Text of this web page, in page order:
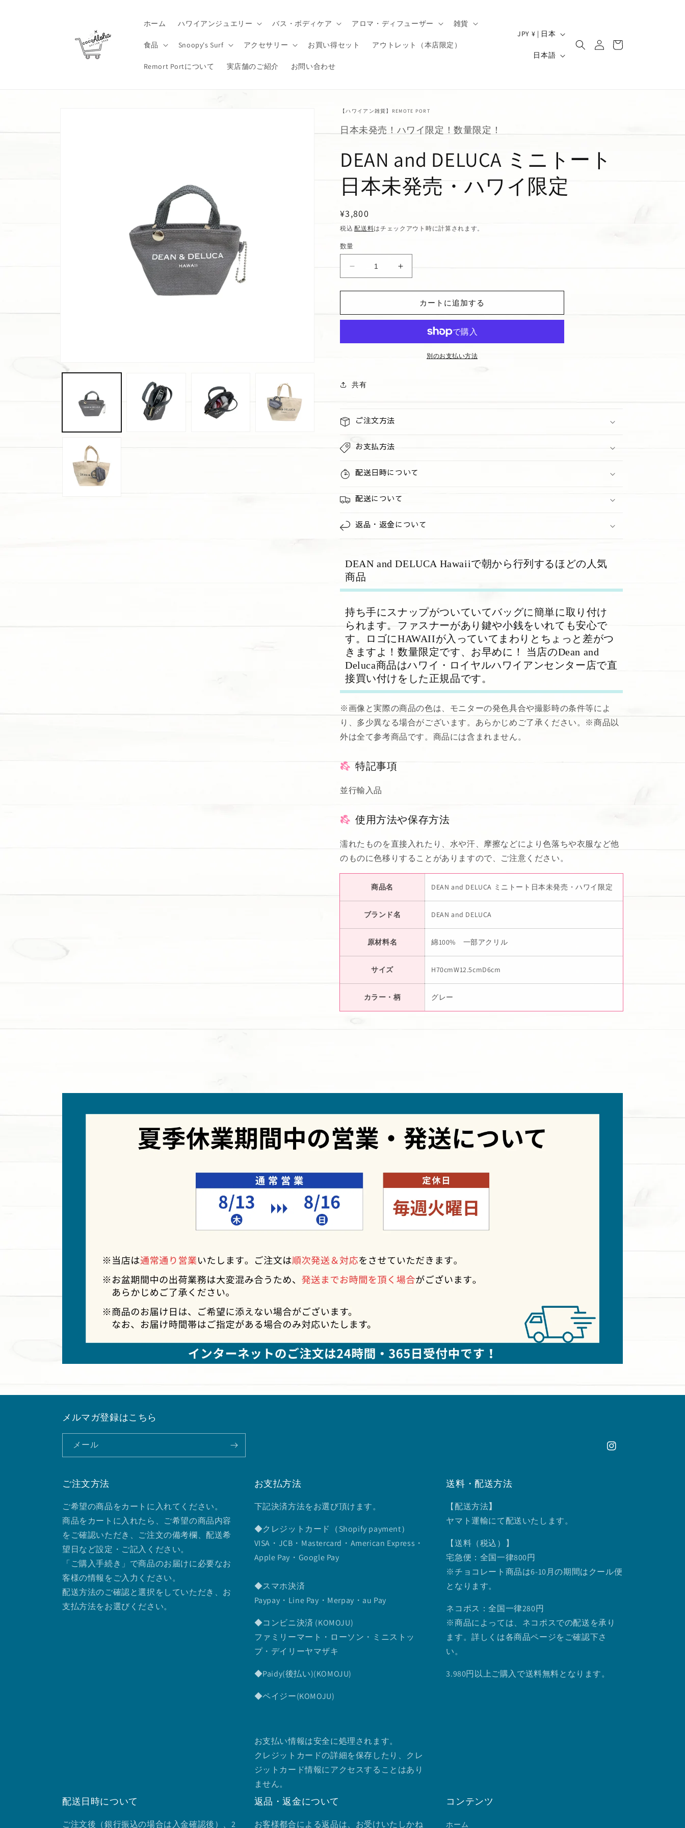
ホーム ハワイアンジュエリー バス・ボディケア アロマ・ディフューザー 雑貨
食品 Snoopy's Surf アクセサリー お買い得セット アウトレット（本店限定）
Remort Portについて 実店舗のご紹介 お問い合わせ
国
JPY ¥ | 日本
言
日本語
イ
ー
【ハワイアン雑貨】REMOTE PORT
日本未発売！ハワイ限定！数量限定！
DEAN and DELUCA ミニトート
日本未発売・ハワイ限定
通
常
価
格
¥3,800
税込配送料はチェックアウト時に計算されます。
数量
DEAN
and
DELUCA
ニ
未
ハ
イ
定
数
量
を
減
す
DEAN
and
DELUCA
ニ
定
数
を
増
す
カートに追加する
別のお支払い方法
共有
ご注文方法
お支払方法
配送日時について
配送について
返品・返金について
DEAN and DELUCA Hawaiiで朝から行列するほどの人気
商品
持ち手にスナップがついていてバッグに簡単に取り付け
られます。ファスナーがあり鍵や小銭をいれても安心で
す。ロゴにHAWAIIが入っていてまわりとちょっと差がつ
きますよ！数量限定です、お早めに！ 当店のDean and
Deluca商品はハワイ・ロイヤルハワイアンセンター店で直
接買い付けをした正規品です。
※画像と実際の商品の色は、モニターの発色具合や撮影時の条件等によ
り、多少異なる場合がございます。あらかじめご了承ください。※商品以
外は全て参考商品です。商品には含まれません。
特記事項
並行輸入品
使用方法や保存方法
濡れたものを直接入れたり、水や汗、摩擦などにより色落ちや衣服など他
のものに色移りすることがありますので、ご注意ください。
商品名 DEAN and DELUCA ミニトート日本未発売・ハワイ限定
ブランド名 DEAN and DELUCA
原材料名 綿100% 一部アクリル
サイズ H70cmW12.5cmD6cm
カラー・柄 グレー
メルマガ登録はこちら
メール
Instagram
ご注文方法
ご希望の商品をカートに入れてください。
商品をカートに入れたら、ご希望の商品内容
をご確認いただき、ご注文の備考欄、配送希
望日など設定・ご記入ください。
「ご購入手続き」で商品のお届けに必要なお
客様の情報をご入力ください。
配送方法のご確認と選択をしていただき、お
支払方法をお選びください。
お支払方法
下記決済方法をお選び頂けます。
◆クレジットカード（Shopify payment）
VISA・JCB・Mastercard・American Express・
Apple Pay・Google Pay
◆スマホ決済
Paypay・Line Pay・Merpay・au Pay
◆コンビニ決済 (KOMOJU)
ファミリーマート・ローソン・ミニストッ
プ・デイリーヤマザキ
◆Paidy(後払い)(KOMOJU)
◆ペイジー(KOMOJU)
お支払い情報は安全に処理されます。
クレジットカードの詳細を保存したり、クレ
ジットカード情報にアクセスすることはあり
ません。
送料・配送方法
【配送方法】
ヤマト運輸にて配送いたします。
【送料（税込）】
宅急便：全国一律800円
※チョコレート商品は6-10月の期間はクール便
となります。
ネコポス：全国一律280円
※商品によっては、ネコポスでの配送を承り
ます。詳しくは各商品ページをご確認下さ
い。
3.980円以上ご購入で送料無料となります。
配送日時について
ご注文後（銀行振込の場合は入金確認後）、2
返品・返金について
お客様都合による返品は、お受けいたしかね
コンテンツ
ホーム